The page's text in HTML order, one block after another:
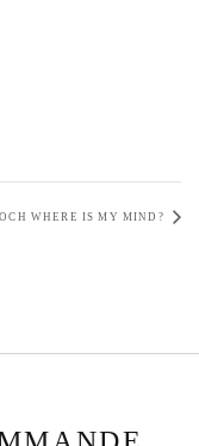
WHERE IS MY MIND?